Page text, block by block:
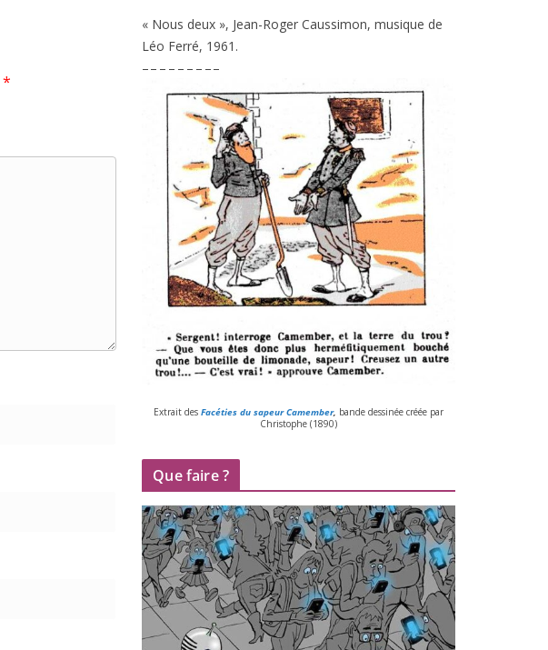
*
« Nous deux », Jean-Roger Caussimon, musique de
Léo Ferré, 1961 .
– – – – – – – – –
Extrait des Facéties du sapeur Camember, bande des­si­née créée par
Christophe (1890)
Que faire ?